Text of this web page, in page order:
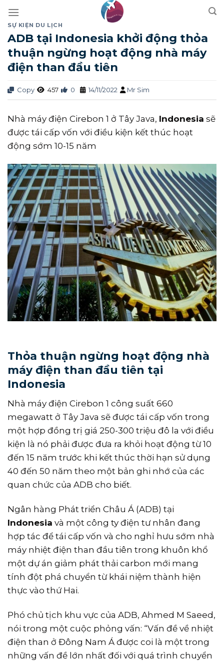
content
SỰ KIỆN DU LỊCH
ADB tại Indonesia khởi động thỏa
thuận ngừng hoạt động nhà máy
điện than đầu tiên
Copy 457 0 14/11/2022 Mr Sim
Nhà máy điện Cirebon 1 ở Tây Java, Indonesia sẽ
được tái cấp vốn với điều kiện kết thúc hoạt
động sớm 10-15 năm
Thỏa thuận ngừng hoạt động nhà
máy điện than đầu tiên tại
Indonesia
Nhà máy điện Cirebon 1 công suất 660
megawatt ở Tây Java sẽ được tái cấp vốn trong
một hợp đồng trị giá 250-300 triệu đô la với điều
kiện là nó phải được đưa ra khỏi hoạt động từ 10
đến 15 năm trước khi kết thúc thời hạn sử dụng
40 đến 50 năm theo một bản ghi nhớ của các
quan chức của ADB cho biết.
Ngân hàng Phát triển Châu Á (ADB) tại
Indonesia và một công ty điện tư nhân đang
hợp tác để tái cấp vốn và cho nghỉ hưu sớm nhà
máy nhiệt điện than đầu tiên trong khuôn khổ
một dự án giảm phát thải carbon mới mang
tính đột phá chuyển từ khái niệm thành hiện
thực vào thứ Hai.
Phó chủ tịch khu vực của ADB, Ahmed M Saeed,
nói trong một cuộc phỏng vấn: “Vấn đề về nhiệt
điện than ở Đông Nam Á được coi là một trong
những vấn đề lớn nhất đối với quá trình chuyển